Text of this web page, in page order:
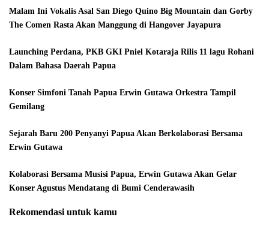
Malam Ini Vokalis Asal San Diego Quino Big Mountain dan Gorby
The Comen Rasta Akan Manggung di Hangover Jayapura
Launching Perdana, PKB GKI Pniel Kotaraja Rilis 11 lagu Rohani
Dalam Bahasa Daerah Papua
Konser Simfoni Tanah Papua Erwin Gutawa Orkestra Tampil
Gemilang
Sejarah Baru 200 Penyanyi Papua Akan Berkolaborasi Bersama
Erwin Gutawa
Kolaborasi Bersama Musisi Papua, Erwin Gutawa Akan Gelar
Konser Agustus Mendatang di Bumi Cenderawasih
Rekomendasi untuk kamu